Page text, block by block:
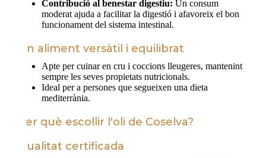
Contribució al benestar digestiu: Un consum
moderat ajuda a facilitar la digestió i afavoreix el bon
funcionament del sistema intestinal.
Un aliment versàtil i equilibrat
Apte per cuinar en cru i coccions lleugeres, mantenint
sempre les seves propietats nutricionals.
Ideal per a persones que segueixen una dieta
mediterrània.
Per què escollir l'oli de Coselva?
Qualitat certificada